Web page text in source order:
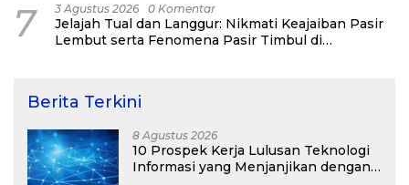
7 3 Agustus 2026 0 Komentar
Jelajah Tual dan Langgur: Nikmati Keajaiban Pasir
Lembut serta Fenomena Pasir Timbul di
Berita Terkini
8 Agustus 2026
10 Prospek Kerja Lulusan Teknologi
Informasi yang Menjanjikan dengan